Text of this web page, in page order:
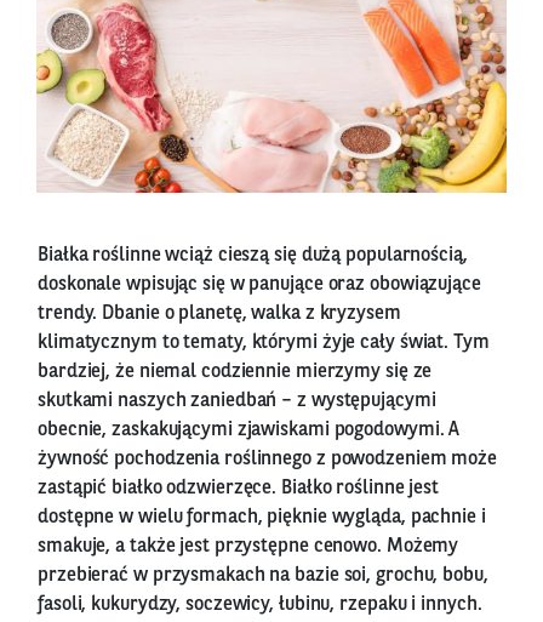
Białka roślinne wciąż cieszą się dużą popularnością,
doskonale wpisując się w panujące oraz obowiązujące
trendy. Dbanie o planetę, walka z kryzysem
klimatycznym to tematy, którymi żyje cały świat. Tym
bardziej, że niemal codziennie mierzymy się ze
skutkami naszych zaniedbań – z występującymi
obecnie, zaskakującymi zjawiskami pogodowymi. A
żywność pochodzenia roślinnego z powodzeniem może
zastąpić białko odzwierzęce. Białko roślinne jest
dostępne w wielu formach, pięknie wygląda, pachnie i
smakuje, a także jest przystępne cenowo. Możemy
przebierać w przysmakach na bazie soi, grochu, bobu,
fasoli, kukurydzy, soczewicy, łubinu, rzepaku i innych.